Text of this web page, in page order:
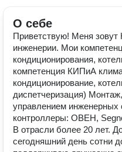
О себе
Приветствую! Меня
инженерии. Мои
кондиционирования,
компетенция КИПиА
кондиционирование,
диспетчеризация)
управлением инженерных
контроллеры: ОВЕН,
В отрасли более 20 лет.
сегодняшний день сотни